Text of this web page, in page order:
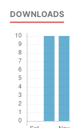
DOWNLOADS